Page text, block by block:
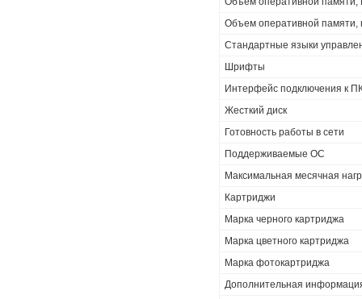
Объем оперативной памяти,
Стандартные языки
Шрифты
Интерфейс подключения к
Жесткий диск
Готовность работы в сети
Поддерживаемые ОС
Максимальная месячная
Картриджи
Марка черного картриджа
Марка цветного картриджа
Марка фотокартриджа
Дополнительная